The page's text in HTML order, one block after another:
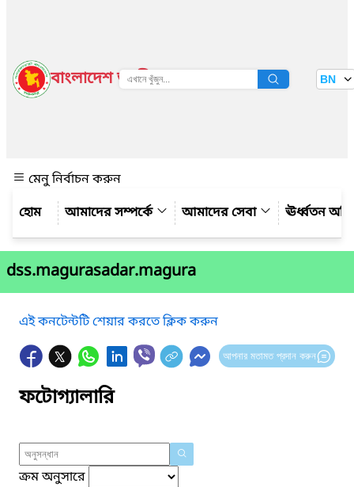
বাংলাদেশ জাতীয় তথ্য বাতায়ন BN
মেনু নির্বাচন করুন
আমাদের সম্পর্কে
আমাদের সেবা ঊর্ধ্বতন
dss.magurasadar.magura
এই কনটেন্টটি শেয়ার করতে ক্লিক করুন
আপনার মতামত প্রদান করুন
ফটোগ্যালারি
ক্রম অনুসারে